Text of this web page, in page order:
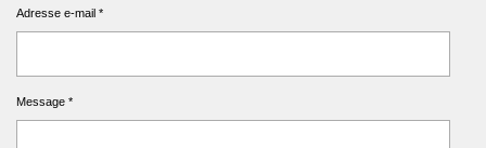
Adresse e-mail *
Message *